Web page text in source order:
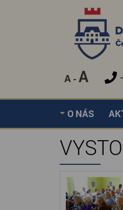
A - A
O NÁS
Úvodní stránka